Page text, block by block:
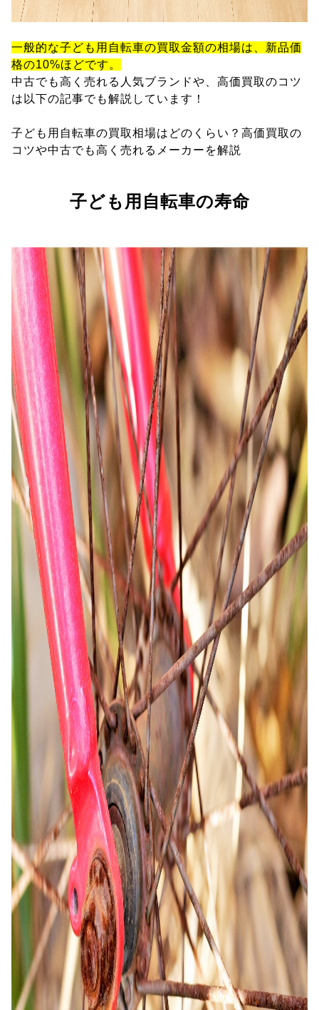
一般的な子ども用自転車の買取金額の相場は、新品価
格の10%ほどです。
中古でも高く売れる人気ブランドや、高価買取のコツ
は以下の記事でも解説しています！
子ども用自転車の買取相場はどのくらい？高価買取の
コツや中古でも高く売れるメーカーを解説
子ども用自転車の寿命